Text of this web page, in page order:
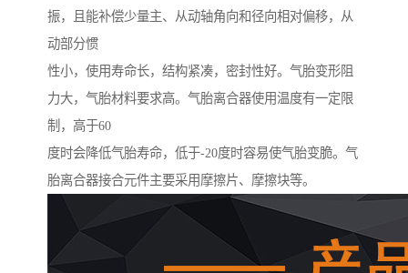
振，且能补偿少量主、从动轴角向和径向相对偏移，从
动部分惯
性小，使用寿命长，结构紧凑，密封性好。气胎变形阻
力大，气胎材料要求高。气胎离合器使用温度有一定限
制，高于60
度时会降低气胎寿命，低于-20度时容易使气胎变脆。气
胎离合器接合元件主要采用摩擦片、摩擦块等。